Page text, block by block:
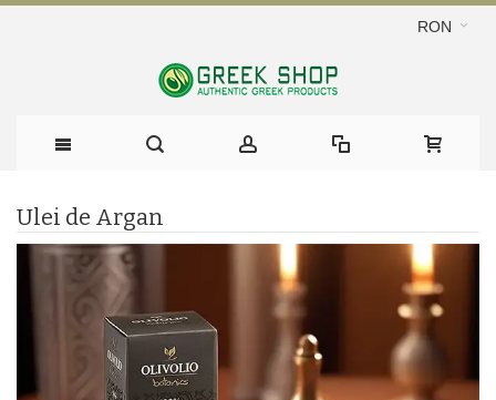
RON
Ulei de Argan